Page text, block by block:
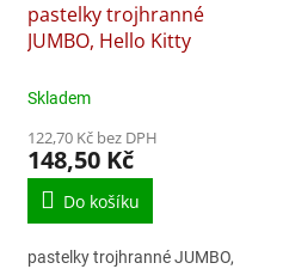
pastelky trojhranné
JUMBO, Hello Kitty
Skladem
122,70 Kč bez DPH
148,50 Kč
Do košíku
pastelky trojhranné JUMBO,